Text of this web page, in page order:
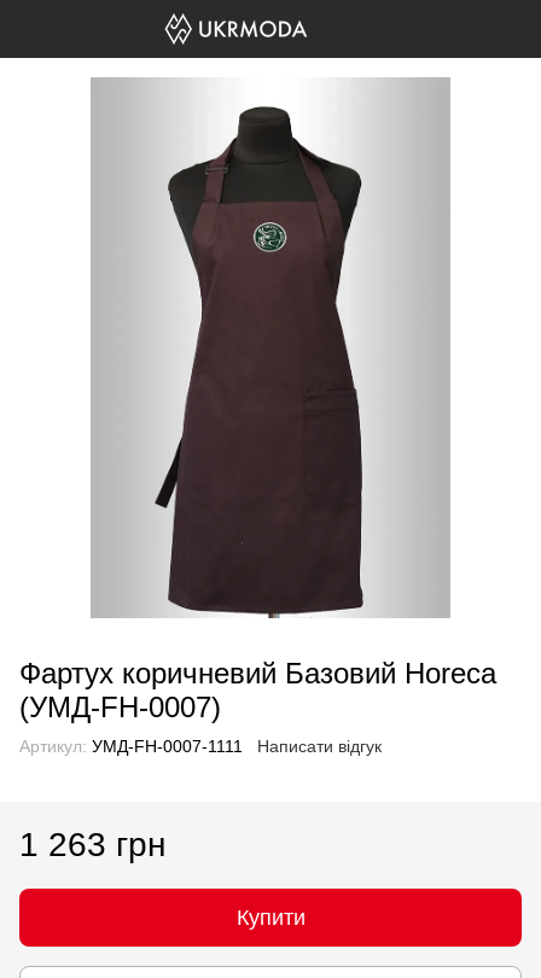
Фартух коричневий Базовий Horeca
(УМД-FH-0007)
Артикул: УМД-FH-0007-1111 Написати відгук
1 263 грн
Купити